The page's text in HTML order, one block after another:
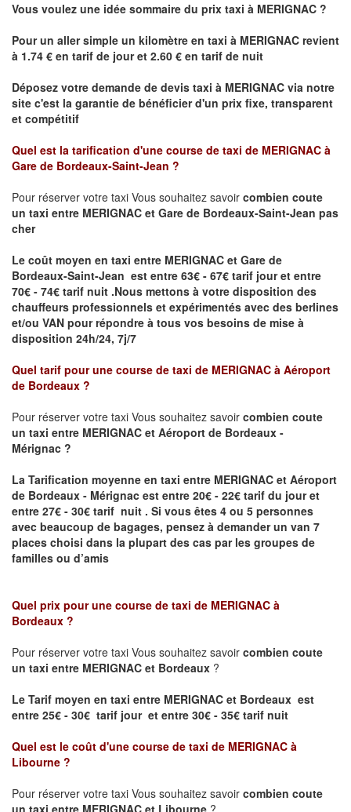
Vous voulez une idée sommaire du prix taxi à MERIGNAC ?
Pour un aller simple un kilomètre en taxi à MERIGNAC revient
à 1.74 € en tarif de jour et 2.60 € en tarif de nuit
Déposez votre demande de devis taxi à MERIGNAC via notre
site c'est la garantie de bénéficier d'un prix fixe, transparent
et compétitif
Quel est la tarification d'une course de taxi de MERIGNAC à
Gare de Bordeaux-Saint-Jean ?
Pour réserver votre taxi Vous souhaitez savoir combien coute
un taxi entre MERIGNAC et Gare de Bordeaux-Saint-Jean pas
cher
Le coût moyen en taxi entre MERIGNAC et Gare de
Bordeaux-Saint-Jean est entre 63€ - 67€ tarif jour et entre
70€ - 74€ tarif nuit .Nous mettons à votre disposition des
chauffeurs professionnels et expérimentés avec des berlines
et/ou VAN pour répondre à tous vos besoins de mise à
disposition 24h/24, 7j/7
Quel tarif pour une course de taxi de MERIGNAC à Aéroport
de Bordeaux ?
Pour réserver votre taxi Vous souhaitez savoir combien coute
un taxi entre MERIGNAC et Aéroport de Bordeaux -
Mérignac ?
La Tarification moyenne en taxi entre MERIGNAC et Aéroport
de Bordeaux - Mérignac est entre 20€ - 22€ tarif du jour et
entre 27€ - 30€ tarif nuit . Si vous êtes 4 ou 5 personnes
avec beaucoup de bagages, pensez à demander un van 7
places choisi dans la plupart des cas par les groupes de
familles ou d’amis
Quel prix pour une course de taxi de MERIGNAC à
Bordeaux ?
Pour réserver votre taxi Vous souhaitez savoir combien coute
un taxi entre MERIGNAC et Bordeaux ?
Le Tarif moyen en taxi entre MERIGNAC et Bordeaux est
entre 25€ - 30€ tarif jour et entre 30€ - 35€ tarif nuit
Quel est le coût d'une course de taxi de MERIGNAC à
Libourne ?
Pour réserver votre taxi Vous souhaitez savoir combien coute